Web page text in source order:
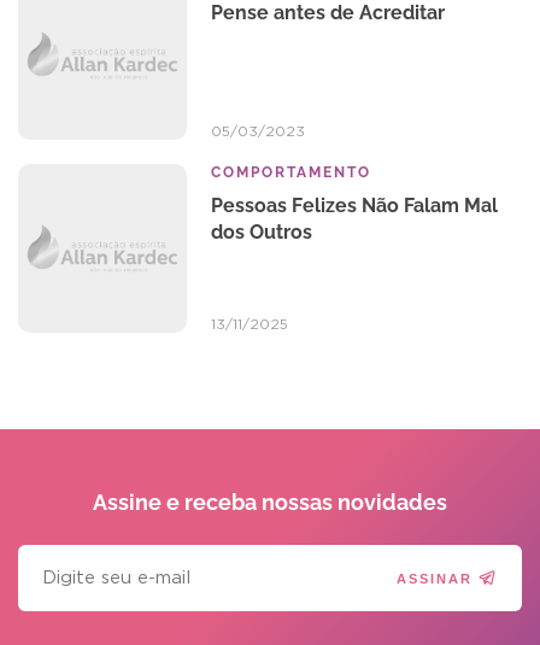
Pense antes de Acreditar
05/03/2023
COMPORTAMENTO
Pessoas Felizes Não Falam Mal
dos Outros
13/11/2025
Assine e receba nossas novidades
ASSINAR